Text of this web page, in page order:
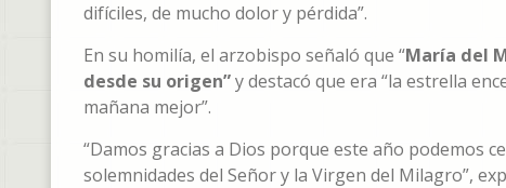
difíciles, de mucho dolor y pérdida”.
En su homilía, el arzobispo señaló que “María del
desde su origen”y destacó que era “la estrella
mañana mejor”.
“Damos gracias a Dios porque este año podemos
solemnidades del Señor y la Virgen del Milagro”,